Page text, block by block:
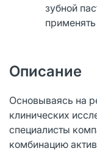
зубной
Описание
Основываясь на
клинических
специалисты
комбинацию